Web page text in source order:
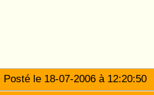
Posté le 18-07-2006 à